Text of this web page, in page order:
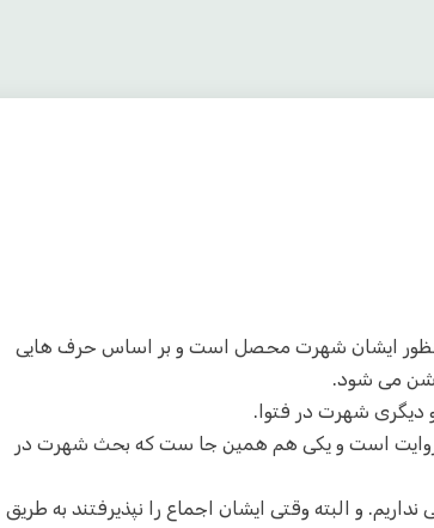
ایشان شهرت محصل است و بر اساس حرف هایی
می شود.
شهرت در فتوا.
است و یکی هم همین جا ست که بحث شهرت در
و البته وقتی ایشان اجماع را نپذیرفتند به طریق